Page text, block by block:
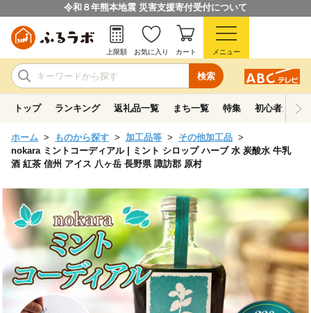
令和８年熊本地震 災害支援寄付受付について
検索
上限額 お気に入り カート メニュー
トップ ランキング 返礼品一覧 まち一覧 特集 初心者ガイド
ホーム ものから探す 加工品等
その他加工品
nokara ミントコーディアル | ミント シロップ ハーブ 水 炭酸水 牛乳
酒 紅茶 信州 アイス 八ヶ岳 長野県 諏訪郡 原村